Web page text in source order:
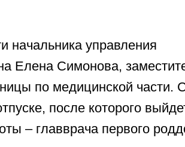
начальника управления
Елена Симонова,
по медицинской части.
после которого
– главврача первого